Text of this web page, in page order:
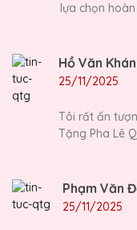
lựa chọn
Hồ Văn
25/11/2025
Tôi rất ấn
Tặng Pha Lê
Phạm Văn
25/11/2025